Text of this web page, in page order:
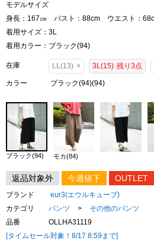
モデルサイズ
身長：167㎝ バスト：88cm ウエスト：
着用サイズ：3L
着用カラー：ブラック(94)
在庫 LL(13) × 3L(15) 残り3点
カラー ブラック(94)(94)
ブラック(94) モカ(84)
返品対象外 今週値下 OUTLET
ブランド
eur3(エウルキューブ)
カテゴリ
パンツ >
その他のパンツ
品番
OLLHA31119
[タイムセール対象！8/17 8:59まで]